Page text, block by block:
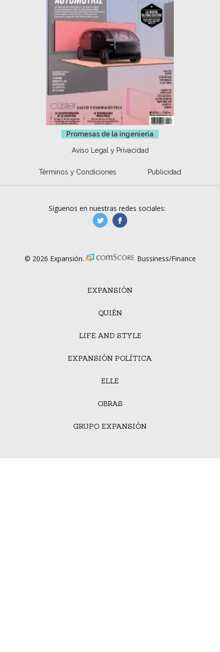
Promesas de la ingeniería
Aviso Legal y Privacidad
Términos y Condiciones Publicidad
EXPANSIÓN
QUIÉN
LIFE AND STYLE
EXPANSIÓN POLÍTICA
ELLE
OBRAS
GRUPO EXPANSIÓN
Síguenos en nuestras redes sociales:
manufacturaGE
© 2026 Expansión. Bussiness/Finance